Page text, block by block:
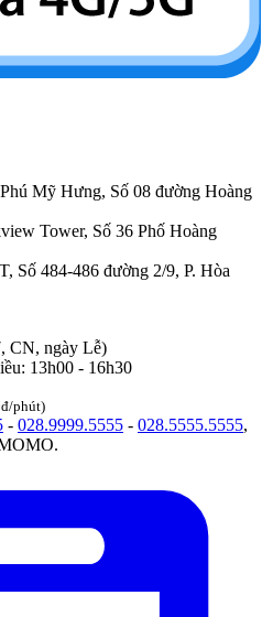
Mỹ Hưng, Số 08 đường Hoàng
Tower, Số 36 Phố Hoàng
Số 484-486 đường 2/9, P. Hòa
CN, ngày Lễ)
13h00 - 16h30
phút)
- 028.9999.5555 - 028.5555.5555,